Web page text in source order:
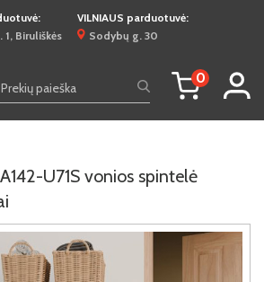
1, Biruliškės
VILNIAUS parduotuvė:
Sodybų g. 30
0
U71S vonios spintelė